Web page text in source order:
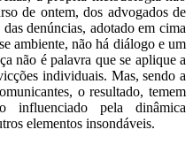
de ontem, dos advogados de
denúncias, adotado em cima
ambiente, não há diálogo e um
não é palavra que se aplique a
individuais. Mas, sendo a
o resultado, temem
influenciado pela dinâmica
elementos insondáveis.